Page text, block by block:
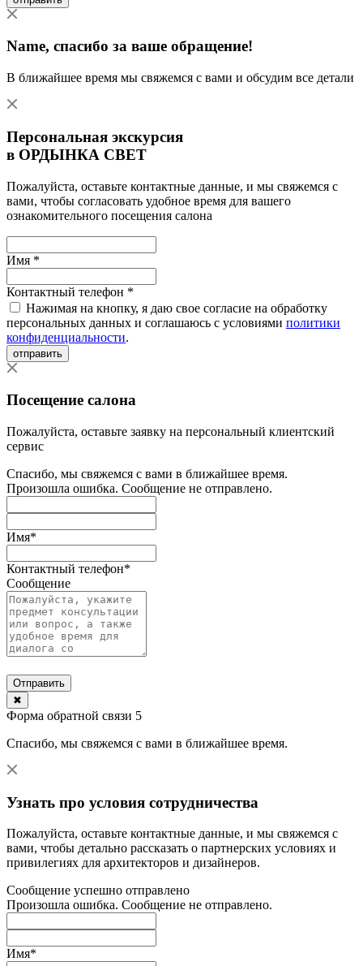
Name, спасибо за ваше обращение!
В ближайшее время мы свяжемся с вами и обсудим все детали
Персональная экскурсия
в ОРДЫНКА СВЕТ
Пожалуйста, оставьте контактные данные, и мы свяжемся с
вами, чтобы согласовать удобное время для вашего
ознакомительного посещения салона
Имя *
Контактный телефон *
Нажимая на кнопку, я даю свое согласие на обработку
персональных данных и соглашаюсь с условиями политики
конфиденциальности.
отправить
Посещение салона
Пожалуйста, оставьте заявку на персональный клиентский
сервис
Спасибо, мы свяжемся с вами в ближайшее время.
Произошла ошибка. Сообщение не отправлено.
Имя*
Контактный телефон*
Сообщение
Отправить
✖
Форма обратной связи 5
Спасибо, мы свяжемся с вами в ближайшее время.
Узнать про условия сотрудничества
Пожалуйста, оставьте контактные данные, и мы свяжемся с
вами, чтобы детально рассказать о партнерских условиях и
привилегиях для архитекторов и дизайнеров.
Сообщение успешно отправлено
Произошла ошибка. Сообщение не отправлено.
Имя*